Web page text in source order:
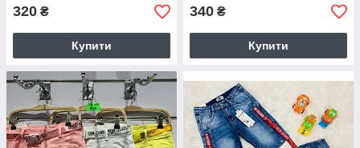
320 ₴
Купити
340 ₴
Купити